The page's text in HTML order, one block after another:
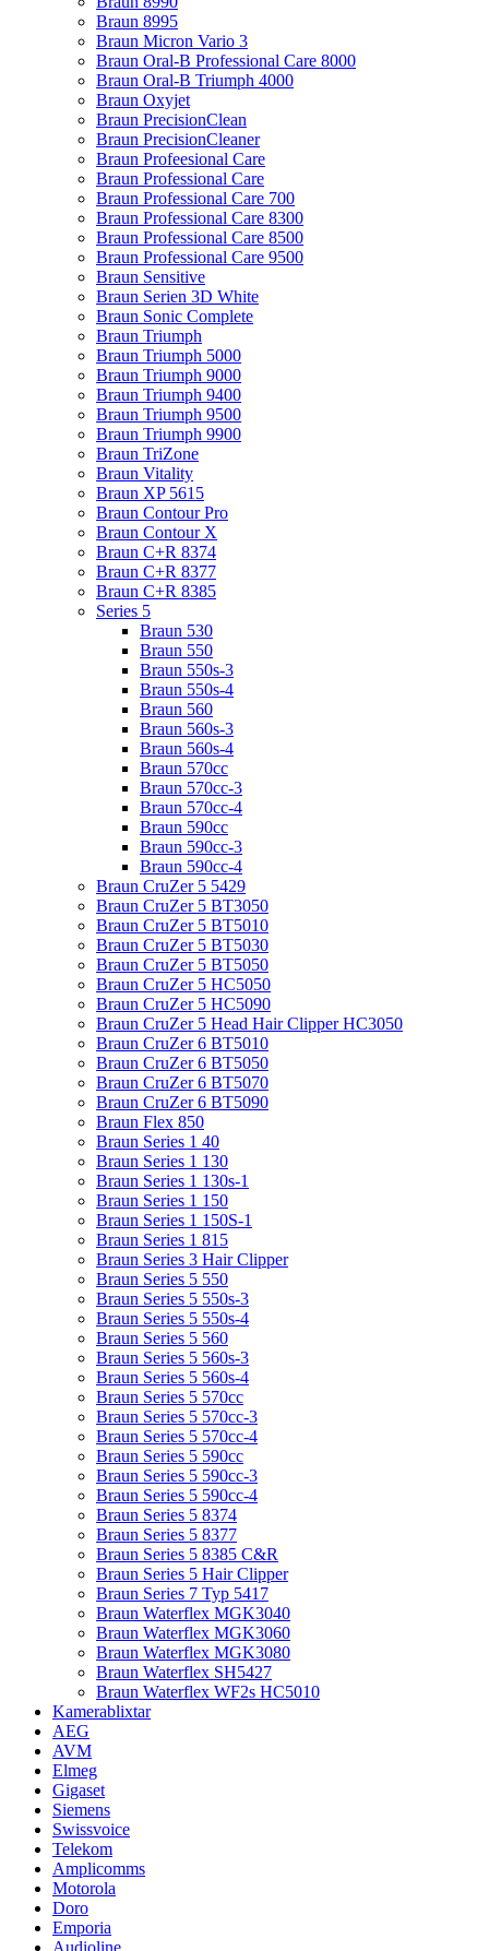
Braun 8995
Braun Micron Vario 3
Braun Oral-B Professional Care 8000
Braun Oral-B Triumph 4000
Braun Oxyjet
Braun PrecisionClean
Braun PrecisionCleaner
Braun Profeesional Care
Braun Professional Care
Braun Professional Care 700
Braun Professional Care 8300
Braun Professional Care 8500
Braun Professional Care 9500
Braun Sensitive
Braun Serien 3D White
Braun Sonic Complete
Braun Triumph
Braun Triumph 5000
Braun Triumph 9000
Braun Triumph 9400
Braun Triumph 9500
Braun Triumph 9900
Braun TriZone
Braun Vitality
Braun XP 5615
Braun Contour Pro
Braun Contour X
Braun C+R 8374
Braun C+R 8377
Braun C+R 8385
Series 5
Braun 530
Braun 550
Braun 550s-3
Braun 550s-4
Braun 560
Braun 560s-3
Braun 560s-4
Braun 570cc
Braun 570cc-3
Braun 570cc-4
Braun 590cc
Braun 590cc-3
Braun 590cc-4
Braun CruZer 5 5429
Braun CruZer 5 BT3050
Braun CruZer 5 BT5010
Braun CruZer 5 BT5030
Braun CruZer 5 BT5050
Braun CruZer 5 HC5050
Braun CruZer 5 HC5090
Braun CruZer 5 Head Hair Clipper HC3050
Braun CruZer 6 BT5010
Braun CruZer 6 BT5050
Braun CruZer 6 BT5070
Braun CruZer 6 BT5090
Braun Flex 850
Braun Series 1 40
Braun Series 1 130
Braun Series 1 130s-1
Braun Series 1 150
Braun Series 1 150S-1
Braun Series 1 815
Braun Series 3 Hair Clipper
Braun Series 5 550
Braun Series 5 550s-3
Braun Series 5 550s-4
Braun Series 5 560
Braun Series 5 560s-3
Braun Series 5 560s-4
Braun Series 5 570cc
Braun Series 5 570cc-3
Braun Series 5 570cc-4
Braun Series 5 590cc
Braun Series 5 590cc-3
Braun Series 5 590cc-4
Braun Series 5 8374
Braun Series 5 8377
Braun Series 5 8385 C&R
Braun Series 5 Hair Clipper
Braun Series 7 Typ 5417
Braun Waterflex MGK3040
Braun Waterflex MGK3060
Braun Waterflex MGK3080
Braun Waterflex SH5427
Braun Waterflex WF2s HC5010
Kamerablixtar
AEG
AVM
Elmeg
Gigaset
Siemens
Swissvoice
Telekom
Amplicomms
Motorola
Doro
Emporia
Audioline